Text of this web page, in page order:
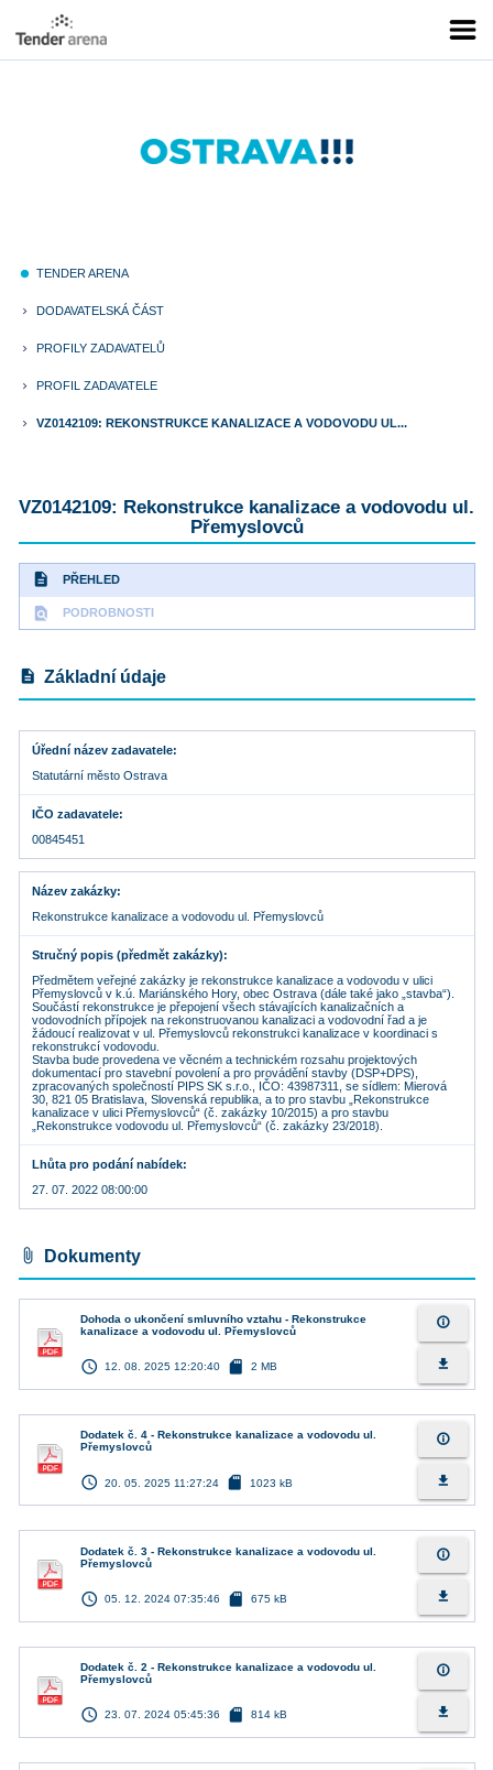
fiber_manual_record TENDER ARENA
keyboard_arrow_right DODAVATELSKÁ ČÁST
keyboard_arrow_right PROFILY ZADAVATELŮ
keyboard_arrow_right PROFIL ZADAVATELE
keyboard_arrow_right VZ0142109: REKONSTRUKCE KANALIZACE A VODOVODU UL...
VZ0142109: Rekonstrukce kanalizace a vodovodu ul.
Přemyslovců
description PŘEHLED
find_in_page PODROBNOSTI
description Základní údaje
Úřední název zadavatele
Statutární město Ostrava
IČO zadavatele
00845451
Název zakázky
Rekonstrukce kanalizace a vodovodu ul. Přemyslovců
Stručný popis (předmět zakázky)
Předmětem veřejné zakázky je rekonstrukce kanalizace a vodovodu v ulici
Přemyslovců v k.ú. Mariánského Hory, obec Ostrava (dále také jako „stavba“).
Součástí rekonstrukce je přepojení všech stávajících kanalizačních a
vodovodních přípojek na rekonstruovanou kanalizaci a vodovodní řad a je
žádoucí realizovat v ul. Přemyslovců rekonstrukci kanalizace v koordinaci s
rekonstrukcí vodovodu.
Stavba bude provedena ve věcném a technickém rozsahu projektových
dokumentací pro stavební povolení a pro provádění stavby (DSP+DPS),
zpracovaných společností PIPS SK s.r.o., IČO: 43987311, se sídlem: Mierová
30, 821 05 Bratislava, Slovenská republika, a to pro stavbu „Rekonstrukce
kanalizace v ulici Přemyslovců“ (č. zakázky 10/2015) a pro stavbu
„Rekonstrukce vodovodu ul. Přemyslovců“ (č. zakázky 23/2018).
Lhůta pro podání nabídek
27. 07. 2022 08:00:00
attach_file Dokumenty
Dohoda o ukončení smluvního vztahu - Rekonstrukce
kanalizace a vodovodu ul. Přemyslovců
access_time 12. 08. 2025 12:20:40 sd_card 2 MB
info_outline
file_download
Dodatek č. 4 - Rekonstrukce kanalizace a vodovodu ul.
Přemyslovců
access_time 20. 05. 2025 11:27:24 sd_card 1023 kB
info_outline
file_download
Dodatek č. 3 - Rekonstrukce kanalizace a vodovodu ul.
Přemyslovců
access_time 05. 12. 2024 07:35:46 sd_card 675 kB
info_outline
file_download
Dodatek č. 2 - Rekonstrukce kanalizace a vodovodu ul.
Přemyslovců
access_time 23. 07. 2024 05:45:36 sd_card 814 kB
info_outline
file_download